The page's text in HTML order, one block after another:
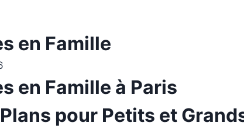
en Famille
en Famille à Paris
pour Petits et